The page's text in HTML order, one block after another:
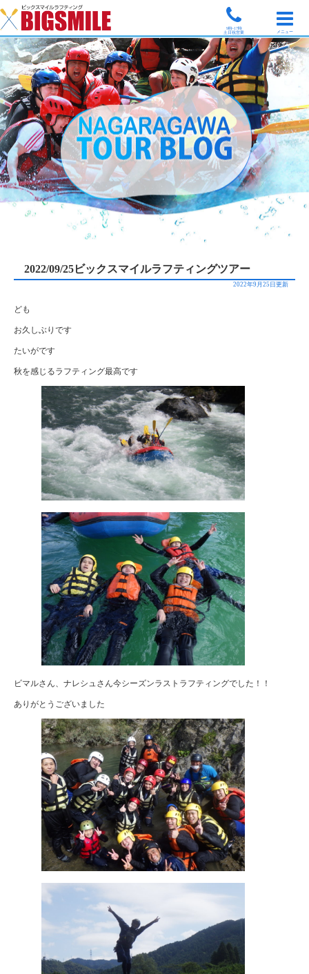
9時-17時
土日祝営業
メニュー
2022/09/25ビックスマイルラフティングツアー
2022年9月25日更新
ども
お久しぶりです
たいがです
秋を感じるラフティング最高です
ビマルさん、ナレシュさん今シーズンラストラフティングでした！！
ありがとうございました